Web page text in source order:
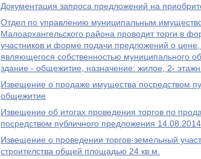
Документация запроса предложений на
Отдел по управлению муниципальным
Малоархангельского района проводит торги в
участников и форме подачи предложений о
являющегося собственностью муниципального
здание - общежитие, назначение: жилое, 2-
Извещение о продаже имущества посредством
общежитие
Извещение об итогах проведения торгов по
посредством публичного предложения
Извещение о проведении торгов-земельный
строителства общей площадью 24 кв.м.